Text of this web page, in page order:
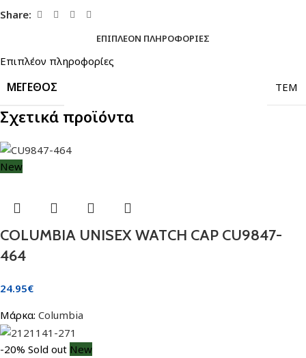
Share:
ΕΠΙΠΛΈΟΝ ΠΛΗΡΟΦΟΡΊΕΣ
Επιπλέον πληροφορίες
ΜΈΓΕΘΟΣ TEM
Σχετικά προϊόντα
New
COLUMBIA UNISEX WATCH CAP CU9847-
464
24.95€
Μάρκα: Columbia
-20% Sold out New